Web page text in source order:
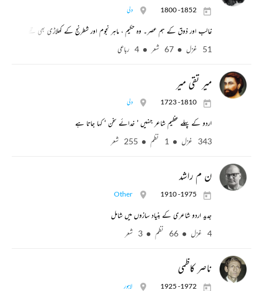
1800 -1852 دلی
غالب اور ذوق کے ہم عصر۔ وہ حکیم ، ماہر نجوم اور شطرنج کے کھلاڑی بھی تھے۔ کہا
51 غزل
67 شعر 4 رباعی
میر تقی میر
1723 -1810 دلی
اردو کے پہلے عظیم شاعر جنہیں ’ خدائے سخن ‘ کہا جاتا ہے
343 غزل
1 نظم 255 شعر
ن م راشد
1910 -1975
Other
جدید اردو شاعری کے بنیاد سازوں میں شامل
4 غزل
66 نظم 3 شعر
ناصر کاظمی
1925 -1972 لاہور